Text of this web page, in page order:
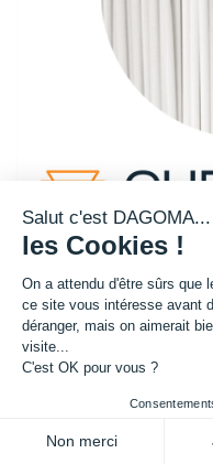
Cette bobine de filament teinte
filament PRO. Filament en
l'impression 3D car il présente
Matière : PETG
Salut c'est DAGOMA...
les Cookies !
On a attendu d'être sûrs que
ce site vous intéresse avant
déranger, mais on aimerait
visite...
C'est OK pour vous ?
Non merci